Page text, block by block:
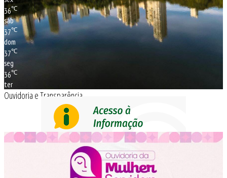
36℃
sáb
37℃
dom
37℃
seg
36℃
ter
Ouvidoria e Transparência